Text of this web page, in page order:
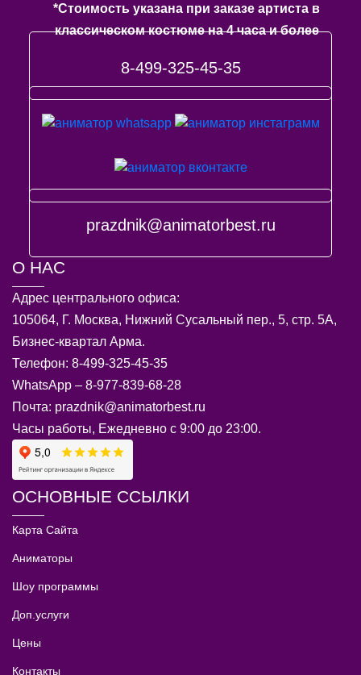
*Стоимость указана при заказе артиста в
классическом костюме на 4 часа и более
8-499-325-45-35
prazdnik@animatorbest.ru
О НАС
Адрес центрального офиса:
105064, Г. Москва, Нижний Сусальный пер., 5, стр. 5А,
Бизнес-квартал Арма.
Телефон: 8-499-325-45-35
WhatsApp – 8-977-839-68-28
Почта: prazdnik@animatorbest.ru
Часы работы, Ежедневно с 9:00 до 23:00.
ОСНОВНЫЕ ССЫЛКИ
Карта Сайта
Аниматоры
Шоу программы
Доп.услуги
Цены
Контакты